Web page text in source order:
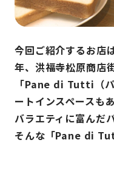
今回ご紹介するお店
年、洪福寺松原商店
「Pane di Tutti（
ートインスペースも
バラエティに富んだ
そんな「Pane di